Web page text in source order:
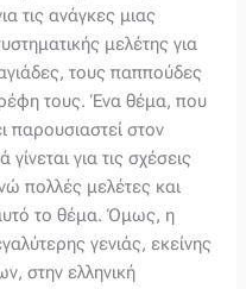
τις ανάγκες μιας
μελέτης για
τους παππούδες
τους. Ένα θέμα, που
παρουσιαστεί στον
για τις σχέσεις
πολλές μελέτες και
το θέμα. Όμως, η
γενιάς, εκείνης
στην ελληνική